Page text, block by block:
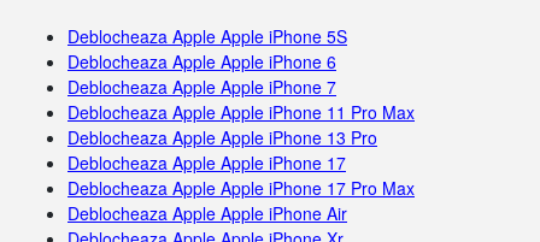
Deblocheaza Apple Apple iPhone 5S
Deblocheaza Apple Apple iPhone 6
Deblocheaza Apple Apple iPhone 7
Deblocheaza Apple Apple iPhone 11 Pro Max
Deblocheaza Apple Apple iPhone 13 Pro
Deblocheaza Apple Apple iPhone 17
Deblocheaza Apple Apple iPhone 17 Pro Max
Deblocheaza Apple Apple iPhone Air